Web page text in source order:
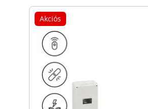
Akciós